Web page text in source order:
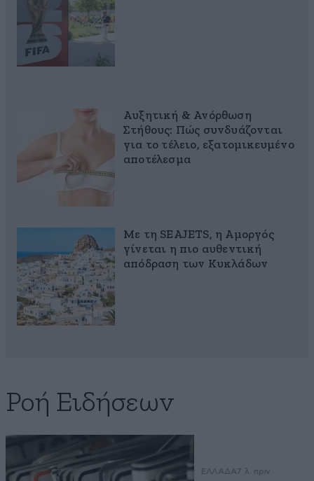
Αυξητική & Ανόρθωση
Στήθους: Πώς συνδυάζονται
για το τέλειο, εξατομικευμένο
αποτέλεσμα
Με τη SEAJETS, η Αμοργός
γίνεται η πιο αυθεντική
απόδραση των Κυκλάδων
Ροή Ειδήσεων
ΕΛΛΑΔΑ7 λ. πριν